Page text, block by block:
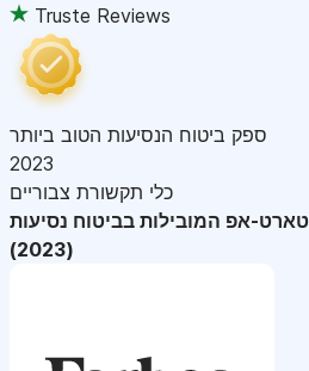
Truste Reviews
ספק ביטוח הנסיעות הטוב ביותר
2023
כלי תקשורת צבוריים
אפ המובילות בביטוח נסיעות
(2023)